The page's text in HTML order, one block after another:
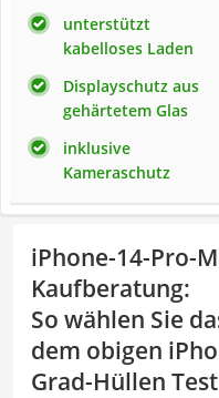
unterstützt
kabelloses Laden
Displayschutz aus
gehärtetem Glas
inklusive
Kameraschutz
iPhone-14-Pro-
Kaufberatung:
So wählen Sie
dem obigen
Grad-Hüllen